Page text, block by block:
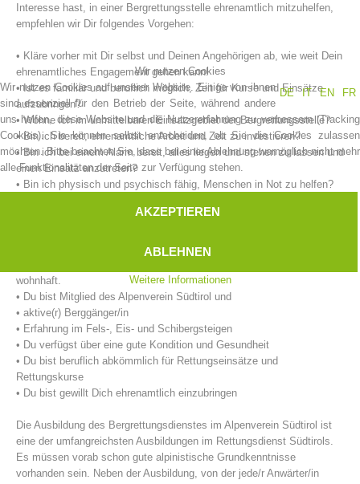
Bergrettungsstellen
Interesse hast, in einer Bergrettungsstelle ehrenamtlich mitzuhelfen,
empfehlen wir Dir folgendes Vorgehen:
• Kläre vorher mit Dir selbst und Deinen Angehörigen ab, wie weit Dein
ehrenamtliches Engagement gehen kann!
• Ist es familiär und beruflich möglich, Zeit für Kurse und Einsätze
aufzubringen?
• Wohne ich im unmittelbaren Einsatzgebiet der Bergrettungsstelle?
• Bin ich bereit, ehrenamtliche Arbeit und Zeit zu investieren?
• Bin ich bei einem Alarm bereit, alles liegen und stehen zu lassen und
einen Einsatz anzutreten?
• Bin ich physisch und psychisch fähig, Menschen in Not zu helfen?
Unsere Anforderungen an eine/n Bergretter/in:
• Du hast das 18. Lebensjahr vollendet.
wohnhaft.
• Du bist Mitglied des Alpenverein Südtirol und
• aktive(r) Berggänger/in
• Erfahrung im Fels-, Eis- und Schibergsteigen
• Du verfügst über eine gute Kondition und Gesundheit
• Du bist beruflich abkömmlich für Rettungseinsätze und
Rettungskurse
• Du bist gewillt Dich ehrenamtlich einzubringen
Die Ausbildung des Bergrettungsdienstes im Alpenverein Südtirol ist
eine der umfangreichsten Ausbildungen im Rettungsdienst Südtirols.
Es müssen vorab schon gute alpinistische Grundkenntnisse
vorhanden sein. Neben der Ausbildung, von der jede/r Anwärter/in
Wir nutzen Cookies
DE
IT EN FR
Wir nutzen Cookies auf unserer Website. Einige von ihnen
sind essenziell für den Betrieb der Seite, während andere
uns helfen, diese Website und die Nutzererfahrung zu verbessern (Tracking
Cookies). Sie können selbst entscheiden, ob Sie die Cookies zulassen
möchten. Bitte beachten Sie, dass bei einer Ablehnung womöglich nicht mehr
alle Funktionalitäten der Seite zur Verfügung stehen.
AKZEPTIEREN
ABLEHNEN
Weitere Informationen